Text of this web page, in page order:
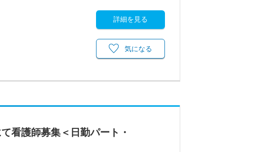
詳細を見る
気になる
看護師募集＜日勤パート・